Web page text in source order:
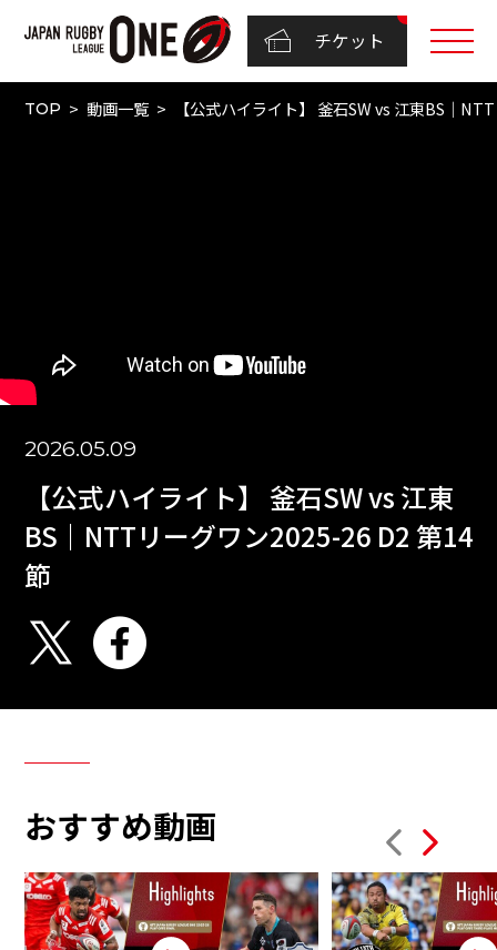
チケット
TOP 動画一覧 【公式ハイライト】 釜石SW vs 江東BS｜
2026.05.09
【公式ハイライト】 釜石SW vs 江東
BS｜NTTリーグワン2025-26 D2 第14
節
おすすめ動画